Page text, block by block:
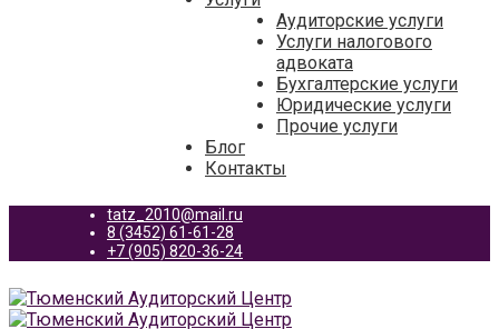
Аудиторские услуги
Услуги налогового
адвоката
Бухгалтерские услуги
Юридические услуги
Прочие услуги
Блог
Контакты
tatz_2010@mail.ru
8 (3452) 61-61-28
+7 (905) 820-36-24